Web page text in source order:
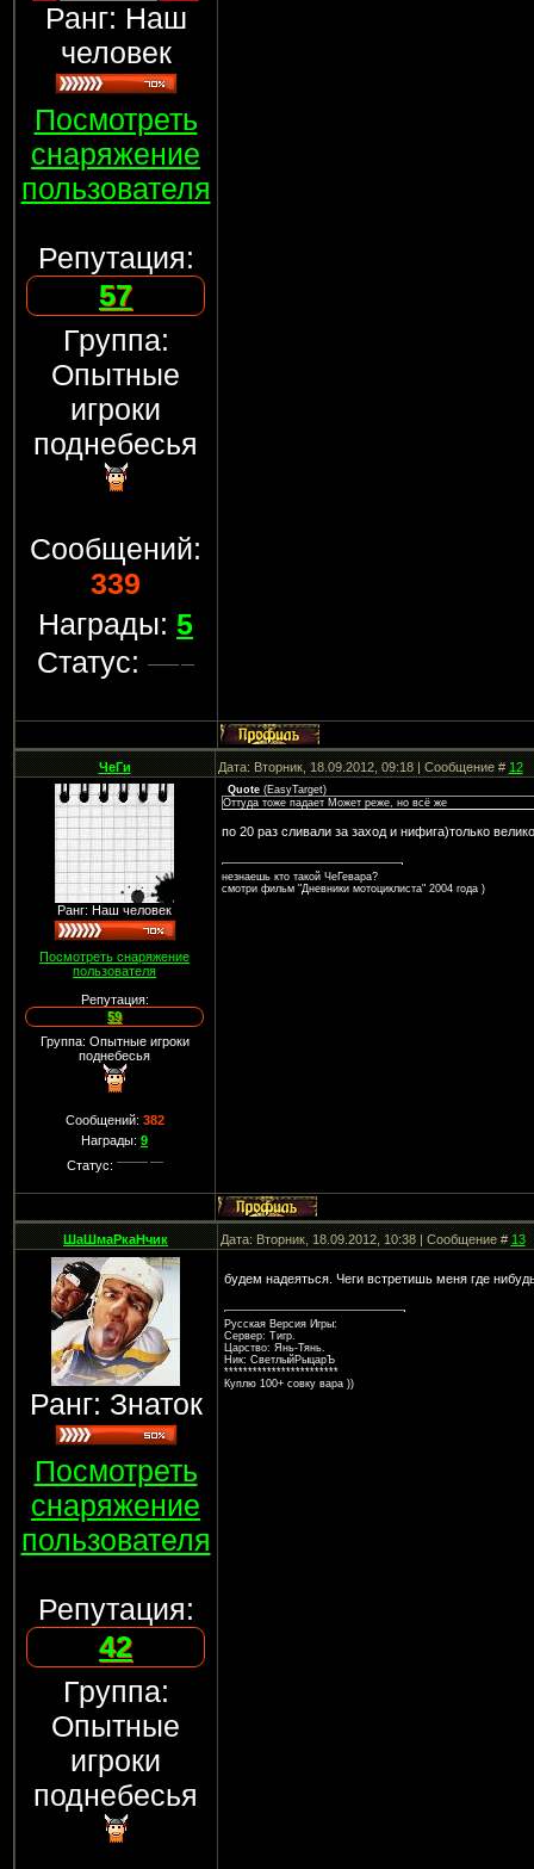
Ранг: Наш
человек
Посмотреть
снаряжение
пользователя
Репутация:
57
Группа:
Опытные
игроки
поднебесья
Сообщений:
339
Награды: 5
Статус:
ЧеГи Дата: Вторник, 18.09.2012, 09:18 | Сообщение #12
Ранг: Наш человек
Посмотреть снаряжение
пользователя
Репутация:
59
Группа: Опытные игроки
поднебесья
Сообщений: 382
Награды: 9
Статус:
Quote(EasyTarget)
Оттуда тоже падает Может реже, но всё же
по 20 раз сливали за заход и нифига)только
незнаешь кто такой ЧеГевара?
смотри фильм "Дневники мотоциклиста" 2004 года )
ШаШмаРкаНчик Дата: Вторник, 18.09.2012, 10:38 | Сообщение #13
Ранг: Знаток
Посмотреть
снаряжение
пользователя
Репутация:
42
Группа:
Опытные
игроки
поднебесья
будем надеяться. Чеги встретишь меня где
Русская Версия Игры:
Сервер: Тигр.
Царство: Янь-Тянь.
Ник: СветлыйРыцарЪ
************************
Куплю 100+ совку вара ))